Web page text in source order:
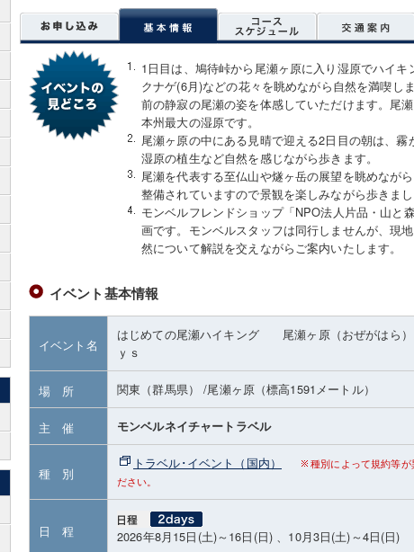
1日目は、鳩待峠から尾瀬ヶ原に入り湿原でハイ
クナゲ(6月)などの花々を眺めながら自然を満喫し
前の静寂の尾瀬の姿を体感していただけます。尾
本州最大の湿原です。
尾瀬ヶ原の中にある見晴で迎える2日目の朝は、
湿原の植生など自然を感じながら歩きます。
尾瀬を代表する至仏山や燧ヶ岳の展望を眺めなが
整備されていますので景観を楽しみながら歩きまし
モンベルフレンドショップ「NPO法人片品・山と
画です。モンベルスタッフは同行しませんが、現
然について解説を交えながらご案内いたします。
イベント基本情報
イベント名
はじめての尾瀬ハイキング 尾瀬ヶ原（おぜがはら
ｙｓ
場 所 関東（群馬県） /尾瀬ヶ原 （標高1591メートル）
主 催 モンベルネイチャートラベル
種 別
トラベル･イベント（国内）
種別によって規約等が
ださい。
日 程 2026年8月15日(土)～16日(日) 、10月3日(土)～4日(日)